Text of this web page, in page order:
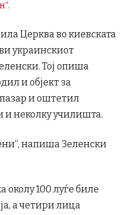
Церква во киевската
украинскиот
Тој опиша
и објект за
и оштетил
и неколку училишта.
напиша Зеленски
100 луѓе биле
а четири лица